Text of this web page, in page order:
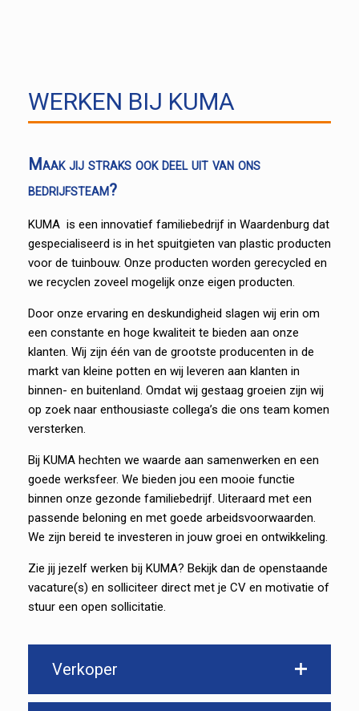
WERKEN BIJ KUMA
Maak jij straks ook deel uit van ons
bedrijfsteam?
KUMA is een innovatief familiebedrijf in Waardenburg dat
gespecialiseerd is in het spuitgieten van plastic producten
voor de tuinbouw. Onze producten worden gerecycled en
we recyclen zoveel mogelijk onze eigen producten.
Door onze ervaring en deskundigheid slagen wij erin om
een constante en hoge kwaliteit te bieden aan onze
klanten. Wij zijn één van de grootste producenten in de
markt van kleine potten en wij leveren aan klanten in
binnen- en buitenland. Omdat wij gestaag groeien zijn wij
op zoek naar enthousiaste collega’s die ons team komen
versterken.
Bij KUMA hechten we waarde aan samenwerken en een
goede werksfeer. We bieden jou een mooie functie
binnen onze gezonde familiebedrijf. Uiteraard met een
passende beloning en met goede arbeidsvoorwaarden.
We zijn bereid te investeren in jouw groei en ontwikkeling.
Zie jij jezelf werken bij KUMA? Bekijk dan de openstaande
vacature(s) en solliciteer direct met je CV en motivatie of
stuur een open sollicitatie.
Verkoper